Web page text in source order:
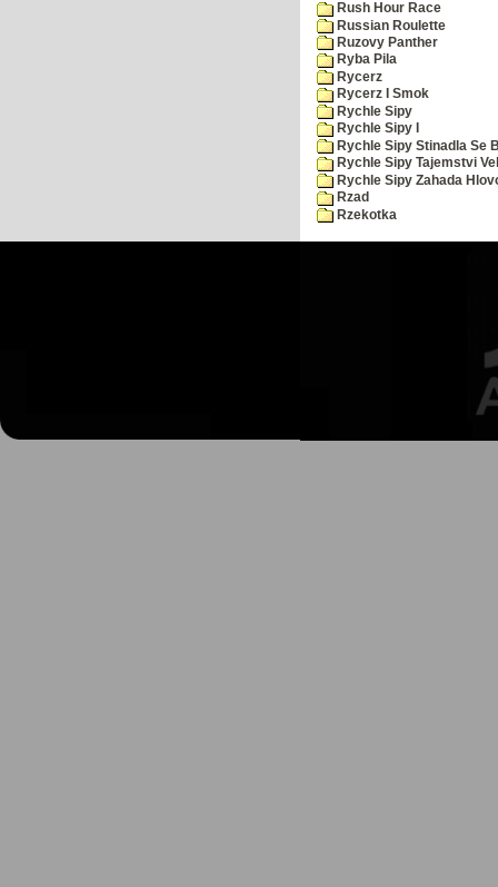
Rush Hour Race
Russian Roulette
Ruzovy Panther
Ryba Pila
Rycerz
Rycerz I Smok
Rychle Sipy
Rychle Sipy I
Rychle Sipy Stinadla Se
Rychle Sipy Tajemstvi
Rychle Sipy Zahada
Rzad
Rzekotka